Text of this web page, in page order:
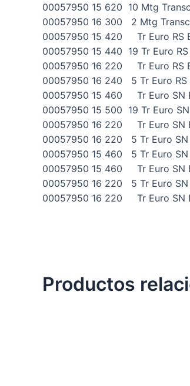
00057950 15 620 10 Mtg
00057950 16 300 2 Mtg
00057950 15 420 Tr Euro RS
00057950 15 440 19 Tr Euro RS
00057950 16 220 Tr Euro RS
00057950 16 240 5 Tr Euro RS
00057950 15 460 Tr Euro SN
00057950 15 500 19 Tr Euro
00057950 16 220 Tr Euro SN
00057950 16 220 5 Tr Euro SN
00057950 15 460 5 Tr Euro SN
00057950 15 460 Tr Euro SN
00057950 16 220 5 Tr Euro SN
00057950 16 220 Tr Euro SN
Productos